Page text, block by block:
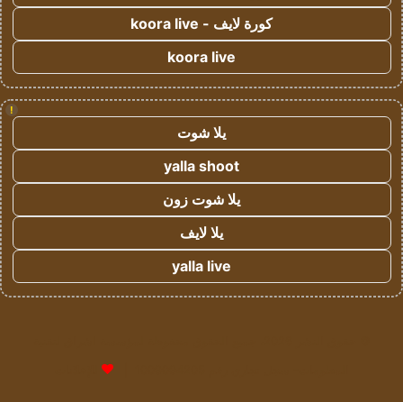
كورة لايف - koora live
koora live
!
يلا شوت
yalla shoot
يلا شوت زون
يلا لايف
yalla live